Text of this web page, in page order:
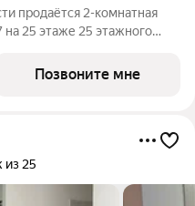
продаётся 2-комнатная
25 этаже 25 этажного
20 минут пешком до
Позвоните мне
из 25